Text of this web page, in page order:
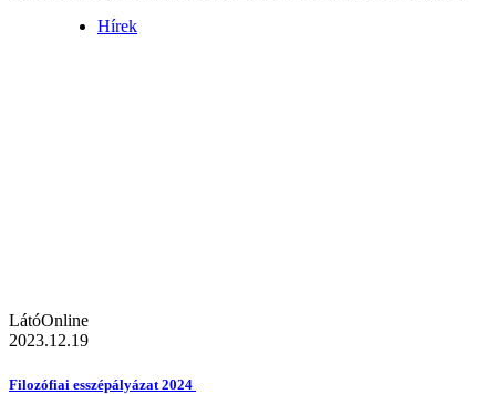
Hírek
LátóOnline
2023.12.19
Filozófiai esszépályázat 2024